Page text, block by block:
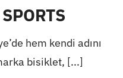
hem kendi adını
bisiklet, [...]